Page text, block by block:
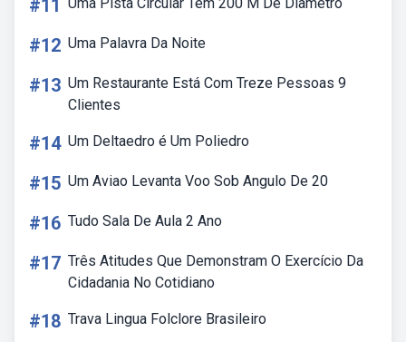
#11
#12 Uma Palavra Da Noite
#13 Um Restaurante Está Com Treze Pessoas 9
Clientes
#14 Um Deltaedro é Um Poliedro
#15 Um Aviao Levanta Voo Sob Angulo De 20
#16 Tudo Sala De Aula 2 Ano
#17 Três Atitudes Que Demonstram O Exercício Da
Cidadania No Cotidiano
#18 Trava Lingua Folclore Brasileiro